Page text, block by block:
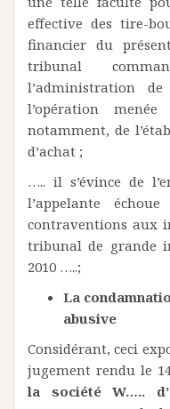
effective des tire-
financier du
tribunal
l’administration
l’opération
notamment, de
d’achat ;
….. il s’évince de
l’appelante
contraventions aux
tribunal de grande
2010 …..;
La
abusive
Considérant, ceci
jugement rendu le
la société W…..